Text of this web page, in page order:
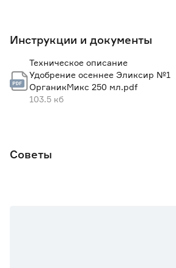
Инструкции и документы
Техническое описание
Удобрение осеннее Эликсир №1
ОрганикМикс 250 мл.pdf
103.5 кб
Советы